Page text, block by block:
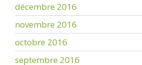
décembre 2016
novembre 2016
octobre 2016
septembre 2016